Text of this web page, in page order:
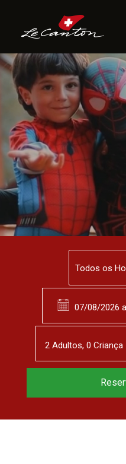
2 Adultos, 0 Criança